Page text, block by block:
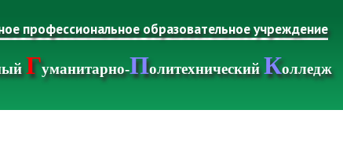
профессиональное образовательное учреждение
Гуманитарно-ПолитехническийКолледж